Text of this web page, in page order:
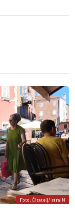
Foto: Čitatelj/IstraIN